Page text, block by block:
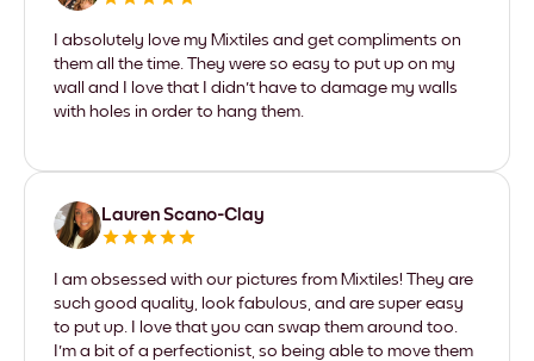
I absolutely love my Mixtiles and get compliments on
them all the time. They were so easy to put up on my
wall and I love that I didn't have to damage my walls
with holes in order to hang them.
Lauren Scano-Clay
I am obsessed with our pictures from Mixtiles! They are
such good quality, look fabulous, and are super easy
to put up. I love that you can swap them around too.
I'm a bit of a perfectionist, so being able to move them